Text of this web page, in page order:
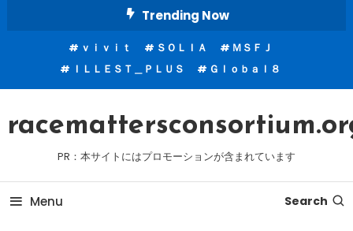
Trending Now
ｖｉｖｉｔ ＳＯＬＩＡ
ＭＳＦＪ
ＩＬＬＥＳＴ＿ＰＬＵＳ
Ｇｌｏｂａｌ８
PR：本サイトにはプロモーションが含まれています
Menu Search